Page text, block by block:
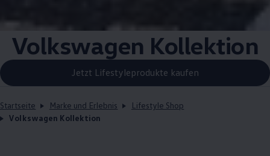
Volkswagen Kollektion
Jetzt Lifestyleprodukte kaufen
Startseite Marke und Erlebnis
Lifestyle Shop
Volkswagen Kollektion